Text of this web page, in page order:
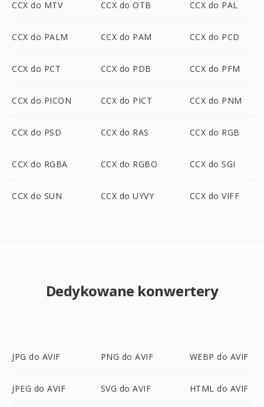
CCX do MTV CCX do OTB CCX do PAL
CCX do PALM CCX do PAM CCX do PCD
CCX do PCT CCX do PDB CCX do PFM
CCX do PICON CCX do PICT CCX do PNM
CCX do PSD CCX do RAS CCX do RGB
CCX do RGBA CCX do RGBO CCX do SGI
CCX do SUN CCX do UYVY CCX do VIFF
Dedykowane konwertery
JPG do AVIF PNG do AVIF WEBP do AVIF
JPEG do AVIF SVG do AVIF HTML do AVIF